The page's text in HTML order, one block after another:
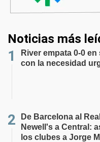
Noticias más
River empata 0-0
con la necesidad
De Barcelona al
Newell's a Central:
los clubes a Jorge